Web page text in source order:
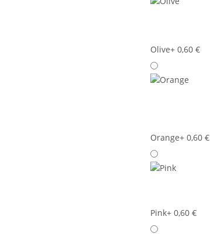
Olive+ 0,60 €
Orange+ 0,60 €
Pink+ 0,60 €